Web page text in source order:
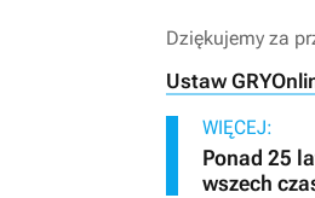
Dziękujemy za
Ustaw
WIĘCEJ:
Ponad 25
wszech